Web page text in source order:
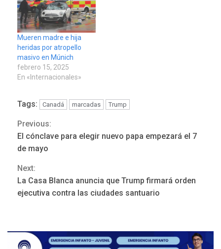
Mueren madre e hija
heridas por atropello
masivo en Múnich
febrero 15, 2025
En «Internacionales»
Tags: Canadá marcadas Trump
Continue
Reading
Previous:
El cónclave para elegir nuevo papa empezará el 7
de mayo
Next:
La Casa Blanca anuncia que Trump firmará orden
ejecutiva contra las ciudades santuario
POLÍTICA
ÚLTIMA HORA
diálogo en Venezuela
nueva mesa de diálogo